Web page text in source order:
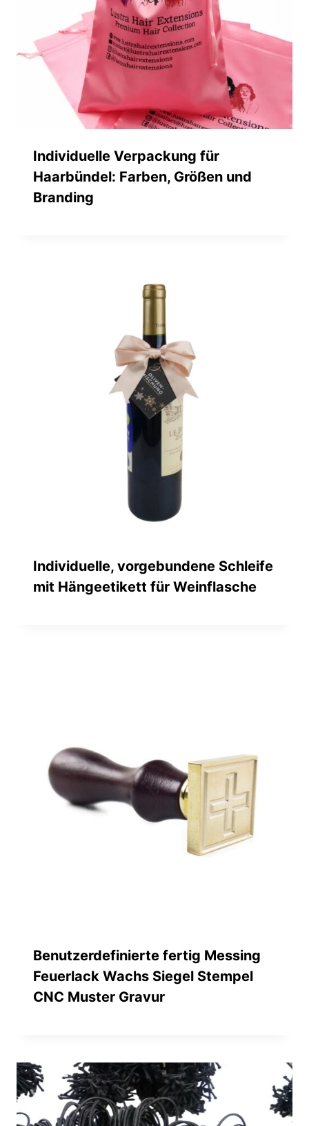
Individuelle Verpackung für
Haarbündel: Farben, Größen und
Branding
Individuelle, vorgebundene Schleife
mit Hängeetikett für Weinflasche
Benutzerdefinierte fertig Messing
Feuerlack Wachs Siegel Stempel
CNC Muster Gravur